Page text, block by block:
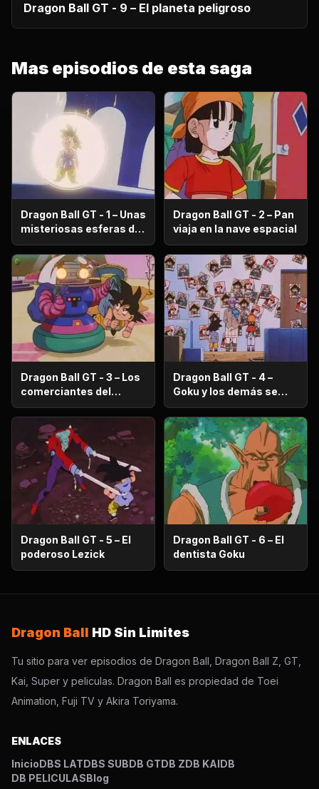
Dragon Ball GT - 9 – El planeta peligroso
Mas episodios de esta saga
Dragon Ball GT - 1 – Unas
misteriosas esferas de
dragón aparecen
Dragon Ball GT - 2 – Pan
viaja en la nave espacial
Dragon Ball GT - 3 – Los
comerciantes del
planeta Imega
Dragon Ball GT - 4 –
Goku y los demás se
convierten en
criminales
Dragon Ball GT - 5 – El
poderoso Lezick
Dragon Ball GT - 6 – El
dentista Goku
Dragon Ball HD Sin Limites
Tu sitio para ver episodios de Dragon Ball, Dragon Ball Z, GT,
Kai, Super y peliculas. Dragon Ball es propiedad de Toei
Animation, Fuji TV y Akira Toriyama.
ENLACES
InicioDBS LATDBS SUBDB GTDB ZDB KAIDB
DB PELICULASBlog